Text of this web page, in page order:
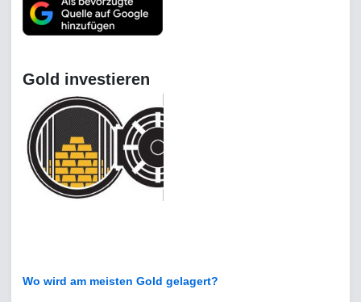
Gold investieren
Wo wird am meisten Gold gelagert?